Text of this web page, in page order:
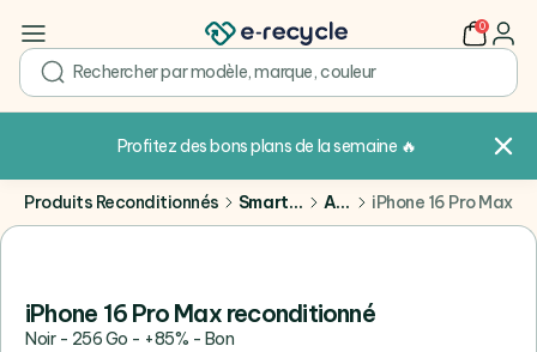
search
0 user
Profitez des bons plans de la semaine 🔥
Produits Reconditionnés Smartphones Apple iPhone 16 Pro Max
iPhone 16 Pro Max reconditionné
Noir - 256 Go - +85% - Bon